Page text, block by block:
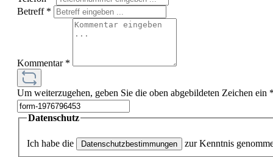
Betreff *
Kommentar *
Um weiterzugehen, geben Sie die oben abgebildeten Zeichen ein
Datenschutz
Ich habe die Datenschutzbestimmungen
zur Kenntnis